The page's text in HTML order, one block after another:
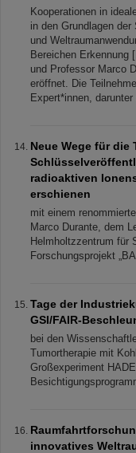
Kooperationen in
in den Grundlagen der
und
Bereichen Erkennung
und Professor Marco
eröffnet. Die
Expert*innen,
Neue Wege für die
radioaktiven
erschienen
mit einem
Marco Durante, dem
Helmholtzzentrum für
Forschungsprojekt
Tage der
GSI/FAIR-
bei den
Tumortherapie mit
Großexperiment
innovatives